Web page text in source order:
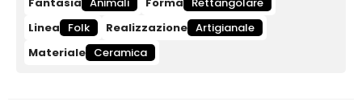
Linea
Folk Realizzazione Artigianale
Materiale Ceramica